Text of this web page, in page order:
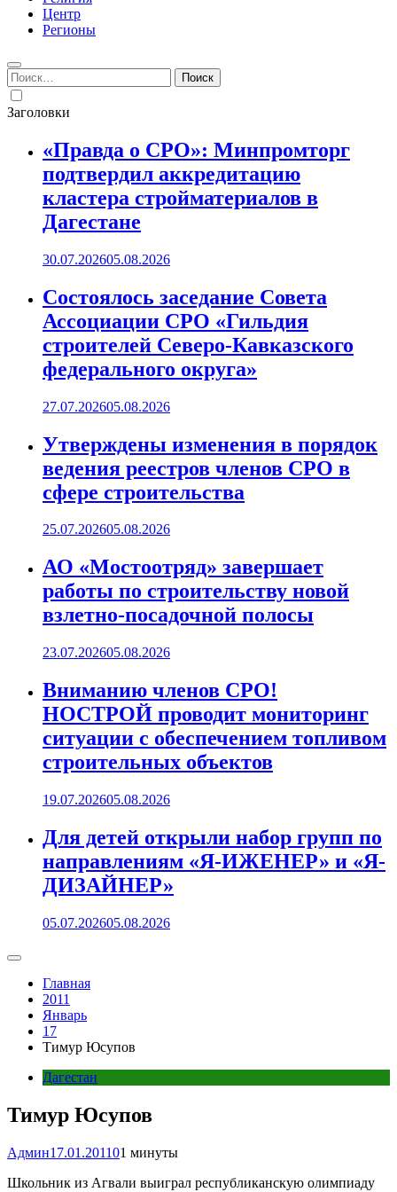
Центр
Регионы
Найти:
Заголовки
«Правда о СРО»: Минпромторг
подтвердил аккредитацию
кластера стройматериалов в
Дагестане
30.07.202605.08.2026
Состоялось заседание Совета
Ассоциации СРО «Гильдия
строителей Северо-Кавказского
федерального округа»
27.07.202605.08.2026
Утверждены изменения в порядок
ведения реестров членов СРО в
сфере строительства
25.07.202605.08.2026
АО «Мостоотряд» завершает
работы по строительству новой
взлетно-посадочной полосы
23.07.202605.08.2026
Вниманию членов СРО!
НОСТРОЙ проводит мониторинг
ситуации с обеспечением топливом
строительных объектов
19.07.202605.08.2026
Для детей открыли набор групп по
направлениям «Я-ИЖЕНЕР» и «Я-
ДИЗАЙНЕР»
05.07.202605.08.2026
Главная
2011
Январь
17
Тимур Юсупов
Дагестан
Тимур Юсупов
Админ17.01.201101 минуты
Школьник из Агвали выиграл республиканскую олимпиаду